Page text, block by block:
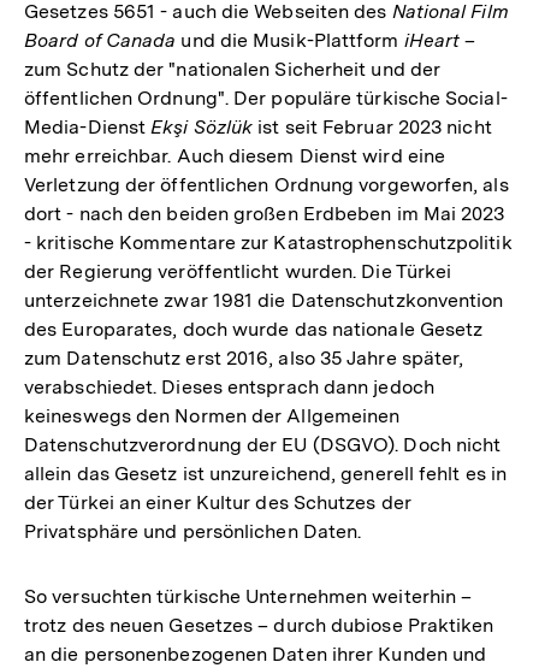
Gesetzes 5651 - auch die Webseiten des National Film
Board of Canada und die Musik-Plattform iHeart –
zum Schutz der "nationalen Sicherheit und der
öffentlichen Ordnung". Der populäre türkische Social-
Media-Dienst Ekşi Sözlük ist seit Februar 2023 nicht
mehr erreichbar. Auch diesem Dienst wird eine
Verletzung der öffentlichen Ordnung vorgeworfen, als
dort - nach den beiden großen Erdbeben im Mai 2023
- kritische Kommentare zur Katastrophenschutzpolitik
der Regierung veröffentlicht wurden. Die Türkei
unterzeichnete zwar 1981 die Datenschutzkonvention
des Europarates, doch wurde das nationale Gesetz
zum Datenschutz erst 2016, also 35 Jahre später,
verabschiedet. Dieses entsprach dann jedoch
keineswegs den Normen der Allgemeinen
Datenschutzverordnung der EU (DSGVO). Doch nicht
allein das Gesetz ist unzureichend, generell fehlt es in
der Türkei an einer Kultur des Schutzes der
Privatsphäre und persönlichen Daten.
So versuchten türkische Unternehmen weiterhin –
trotz des neuen Gesetzes – durch dubiose Praktiken
an die personenbezogenen Daten ihrer Kunden und